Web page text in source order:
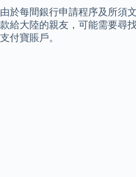
由於每間銀行申請程序及所須
款給大陸的親友，可能需要尋
支付寶賬戶。